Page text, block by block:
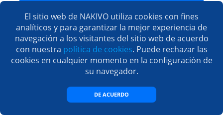
prueba gratuita completa
DESCARGAR
Ver la lista completa de
El sitio web de NAKIVO utiliza cookies con fines
analíticos y para garantizar la mejor experiencia de
navegación a los visitantes del sitio web de acuerdo
con nuestra política de cookies. Puede rechazar las
cookies en cualquier momento en la configuración de
su navegador.
DE ACUERDO